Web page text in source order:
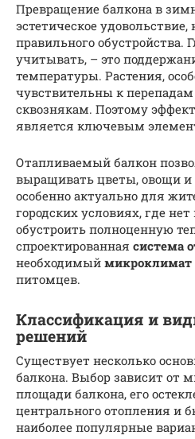
Превращение балкона в
эстетическое удовольствие,
правильного обустройства.
учитывать, – это
температуры. Растения,
чувствительны к
сквознякам. Поэтому
является ключевым
Отапливаемый балкон
выращивать цветы, овощи
особенно актуально для
городских условиях, где
обустроить полноценную
спроектированная система
необходимый микроклимат
питомцев.
Классификация и
решений
Существует несколько
балкона. Выбор зависит от
площади балкона, его
центрального отопления и
наиболее популярные